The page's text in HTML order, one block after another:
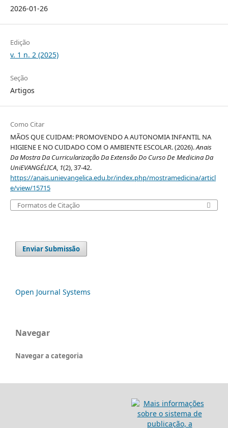
2026-01-26
Edição
v. 1 n. 2 (2025)
Seção
Artigos
Como Citar
MÃOS QUE CUIDAM: PROMOVENDO A AUTONOMIA INFANTIL NA
HIGIENE E NO CUIDADO COM O AMBIENTE ESCOLAR. (2026).Anais
Da Mostra Da Curricularização Da Extensão Do Curso De Medicina Da
UniEVANGÉLICA, 1(2), 37-42.
https://anais.unievangelica.edu.br/index.php/mostramedicina/articl
e/view/15715
Formatos de Citação
Enviar Submissão
Open Journal Systems
Navegar
Navegar a categoria